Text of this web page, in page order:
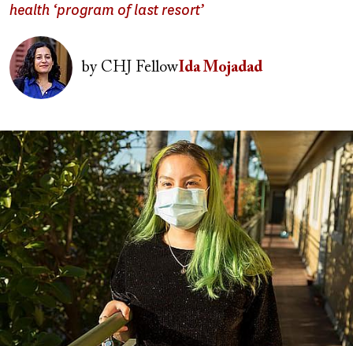
health ‘program of last resort’
Image
byCHJ FellowIda Mojadad
Image